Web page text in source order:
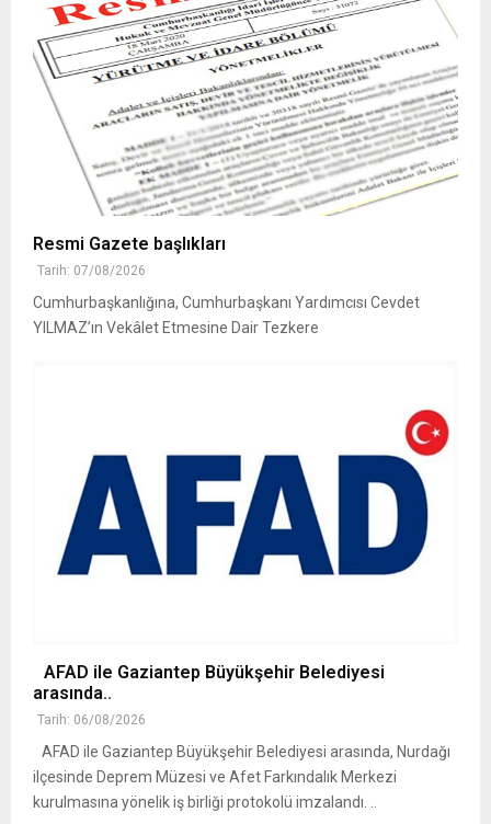
Resmi Gazete başlıkları
Tarih: 07/08/2026
Cumhurbaşkanlığına, Cumhurbaşkanı Yardımcısı Cevdet
YILMAZ’ın Vekâlet Etmesine Dair Tezkere
AFAD ile Gaziantep Büyükşehir Belediyesi
arasında..
Tarih: 06/08/2026
AFAD ile Gaziantep Büyükşehir Belediyesi arasında, Nurdağı
ilçesinde Deprem Müzesi ve Afet Farkındalık Merkezi
kurulmasına yönelik iş birliği protokolü imzalandı. ..